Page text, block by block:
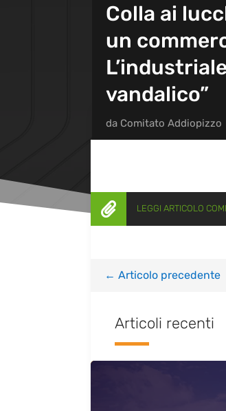
Colla ai
un
vandalico”
da Comitato Addiopizzo
 LEGGI ARTICOLO
← Articolo precedente
Articoli recenti